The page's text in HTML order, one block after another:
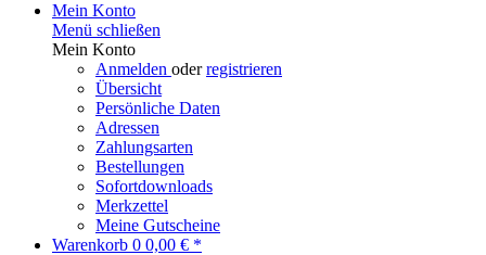
Mein Konto
Menü schließen
Mein Konto
Anmelden oderregistrieren
Übersicht
Persönliche Daten
Adressen
Zahlungsarten
Bestellungen
Sofortdownloads
Merkzettel
Meine Gutscheine
Warenkorb 0 0,00 € *